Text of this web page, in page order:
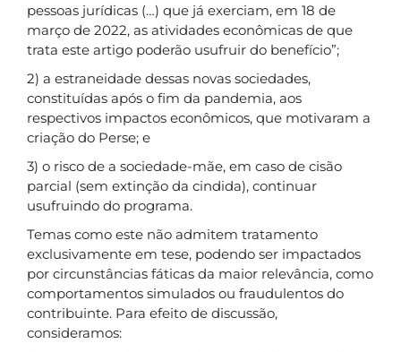
pessoas jurídicas (…) que já exerciam, em 18 de
março de 2022, as atividades econômicas de que
trata este artigo poderão usufruir do benefício”;
2) a estraneidade dessas novas sociedades,
constituídas após o fim da pandemia, aos
respectivos impactos econômicos, que motivaram a
criação do Perse; e
3) o risco de a sociedade-mãe, em caso de cisão
parcial (sem extinção da cindida), continuar
usufruindo do programa.
Temas como este não admitem tratamento
exclusivamente em tese, podendo ser impactados
por circunstâncias fáticas da maior relevância, como
comportamentos simulados ou fraudulentos do
contribuinte. Para efeito de discussão,
consideramos: